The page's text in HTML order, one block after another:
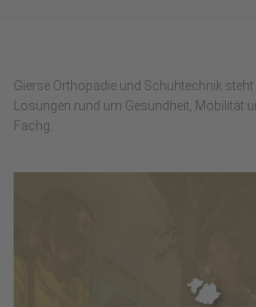
Gierse Orthopädie und Schuhtechnik
Lösungen rund um Gesundheit, Mobilität
Fachg...